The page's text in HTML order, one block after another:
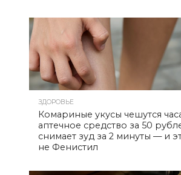
ЗДОРОВЬЕ
Комариные укусы чешутся
аптечное средство за 50
снимает зуд за 2 минуты — и
не Фенистил